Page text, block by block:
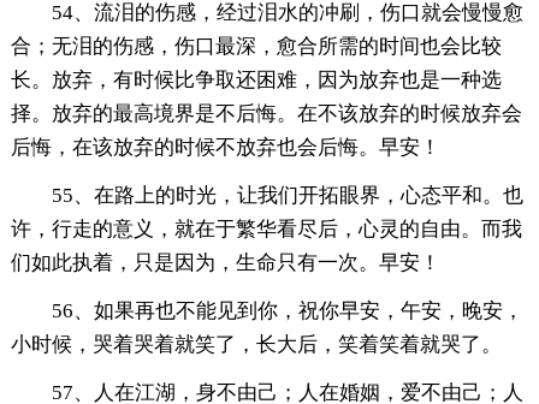
54、流泪的伤感，经过泪水的冲刷，伤口就会慢慢愈
合；无泪的伤感，伤口最深，愈合所需的时间也会比较
长。放弃，有时候比争取还困难，因为放弃也是一种选
择。放弃的最高境界是不后悔。在不该放弃的时候放弃会
后悔，在该放弃的时候不放弃也会后悔。早安！
55、在路上的时光，让我们开拓眼界，心态平和。也
许，行走的意义，就在于繁华看尽后，心灵的自由。而我
们如此执着，只是因为，生命只有一次。早安！
56、如果再也不能见到你，祝你早安，午安，晚安，
小时候，哭着哭着就笑了，长大后，笑着笑着就哭了。
57、人在江湖，身不由己；人在婚姻，爱不由己；人